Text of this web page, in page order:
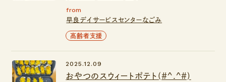
from
早良デイサービスセンターなごみ
高齢者支援
おやつのスウィートポテト(#^.^#)
2025.12.09